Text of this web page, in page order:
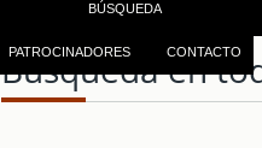
BÚSQUEDA
PATROCINADORES CONTACTO
Búsqueda en